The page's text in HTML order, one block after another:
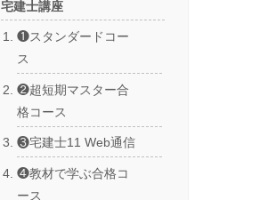
宅建士講座
❶スタンダードコー
ス
❷超短期マスター合
格コース
❸宅建士11 Web通信
❹教材で学ぶ合格コ
ース